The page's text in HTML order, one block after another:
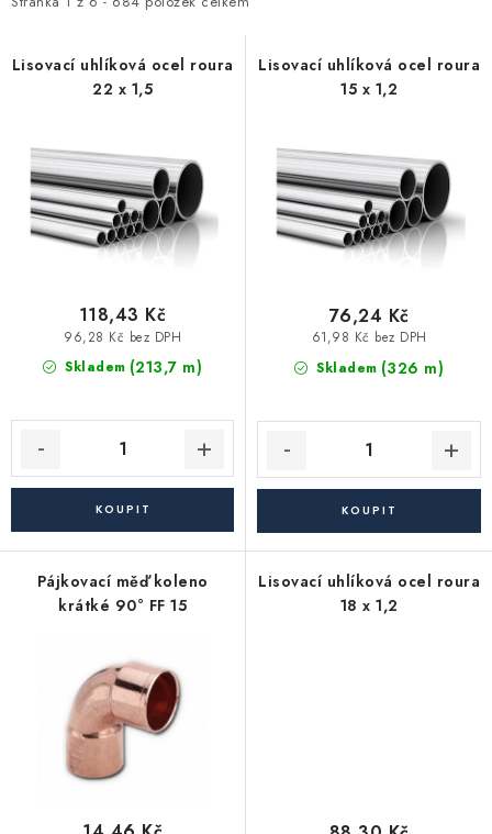
Vytápění a chlazení
Komíny a kouřovody
Filtrování vody
Zahrada a závlaha
Větrání a rekuperace
Koupelna a sanita
Spojovací materiál
Reklamační podmínky
Obchodní podmínky půjčovny nářadí
p
í
Lisovací uhlíková ocel roura
22 x 1,5
Skladem (213,7 m)
96,28 Kč bez DPH
118,43 Kč
Lisovací uhlíková ocel roura
15 x 1,2
Skladem (326 m)
61,98 Kč bez DPH
76,24 Kč
Pájkovací měď koleno
krátké 90° FF 15
Lisovací uhlíková ocel roura
18 x 1,2